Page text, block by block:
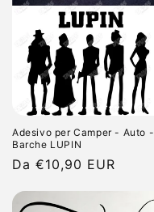
Adesivo per Camper - Auto -
Barche LUPIN
Prezzo
listino
Da €10,90 EUR